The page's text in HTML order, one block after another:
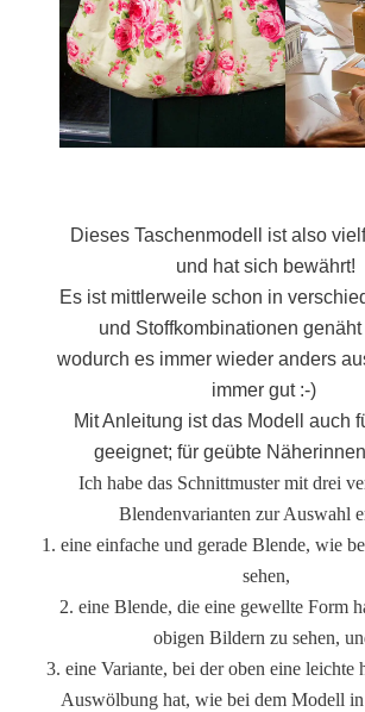
Dieses Taschenmodell ist also
und hat sich bewährt!
Es ist mittlerweile schon in
und Stoffkombinationen
wodurch es immer wieder anders
immer gut :-)
Mit Anleitung ist das Modell auch
geeignet; für geübte
Ich habe das Schnittmuster mit drei
Blendenvarianten zur Auswahl
1. eine einfache und gerade Blende, wie
sehen,
2. eine Blende, die eine gewellte Form
obigen Bildern zu sehen,
3. eine Variante, bei der oben eine leichte
Auswölbung hat, wie bei dem Modell